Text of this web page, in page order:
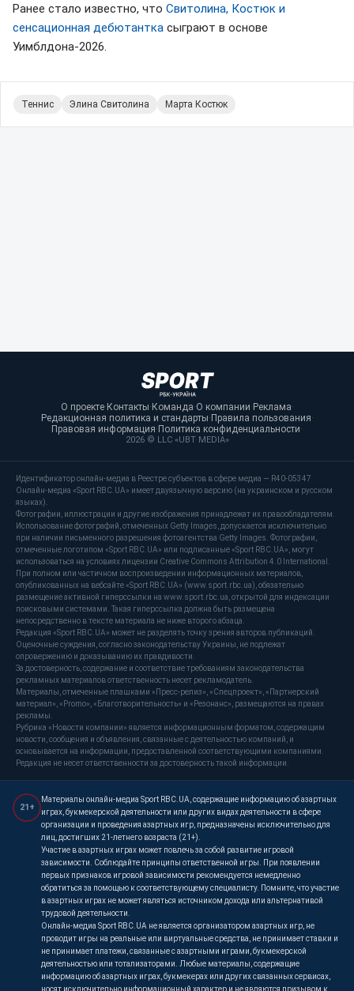
Ранее стало известно, что Свитолина, Костюк и
сенсационная дебютантка сыграют в основе
Уимблдона-2026.
Теннис Элина Свитолина Марта Костюк
О проекте·Контакты·Команда·О компании·Реклама·
Редакционная политика и стандарты·Правила пользования·
Правовая информация·Политика конфиденциальности·
2026 © LLC «UBT MEDIA»
Идентификатор онлайн-медиа в Реестре субъектов в сфере медиа — R40-05347
Онлайн-медиа «Sport RBC.UA» имеет двуязычную версию (на украинском и русском
языках).
Фотографии, иллюстрации и другие изображения принадлежат их правообладателям.
Использование фотографий, отмеченных Getty Images, допускается исключительно
при наличии письменного разрешения фотоагентства Getty Images. Фотографии,
отмеченные логотипом «Sport RBC.UA» или подписанные «Sport RBC.UA», могут
использоваться на условиях лицензии Creative Commons Attribution 4.0 International.
При полном или частичном воспроизведении информационных материалов,
опубликованных на вебсайте «Sport RBC.UA» (www.sport.rbc.ua), обязательно
размещение активной гиперссылки на www.sport.rbc.ua, открытой для индексации
поисковыми системами. Такая гиперссылка должна быть размещена
непосредственно в тексте материала не ниже второго абзаца.
Редакция «Sport RBC.UA» может не разделять точку зрения авторов публикаций.
Оценочные суждения, согласно законодательству Украины, не подлежат
опровержению и доказыванию их правдивости.
За достоверность, содержание и соответствие требованиям законодательства
рекламных материалов ответственность несет рекламодатель.
Материалы, отмеченные плашками «Пресс-релиз», «Спецпроект», «Партнерский
материал», «Promo», «Благотворительность» и «Резонанс», размещаются на правах
рекламы.
Рубрика «Новости компании» является информационным форматом, содержащим
новости, сообщения и объявления, связанные с деятельностью компаний, и
основывается на информации, предоставленной соответствующими компаниями.
Редакция не несет ответственности за достоверность такой информации.
21+
Материалы онлайн-медиа Sport RBC.UA, содержащие информацию об азартных
играх, букмекерской деятельности или других видах деятельности в сфере
организации и проведения азартных игр, предназначены исключительно для
лиц, достигших 21-летнего возраста (21+).
Участие в азартных играх может повлечь за собой развитие игровой
зависимости. Соблюдайте принципы ответственной игры. При появлении
первых признаков игровой зависимости рекомендуется немедленно
обратиться за помощью к соответствующему специалисту. Помните, что участие
в азартных играх не может являться источником дохода или альтернативой
трудовой деятельности.
Онлайн-медиа Sport RBC.UA не является организатором азартных игр, не
проводит игры на реальные или виртуальные средства, не принимает ставки и
не принимает платежи, связанные с азартными играми, букмекерской
деятельностью или тотализаторами. Любые материалы, содержащие
информацию об азартных играх, букмекерах или других связанных сервисах,
носят исключительно информационный характер и не являются призывом к